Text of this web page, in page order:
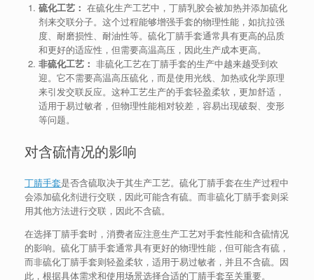
硫化工艺： 在硫化生产工艺中，丁腈乳胶会被加热并添加硫化
剂来交联分子。这个过程能够增强手套的物理性能，如抗拉强
度、耐磨损性、耐油性等。硫化丁腈手套通常具有更高的品质
和更好的适应性，但需要高温高压，因此生产成本更高。
非硫化工艺： 非硫化工艺在丁腈手套的生产中越来越受到欢
迎。它不需要高温高压硫化，而是使用光线、加热或化学原理
来引发交联反应。这种工艺生产的手套轻盈柔软，更加舒适，
适用于易过敏者，但物理性能相对较差，容易出现破裂、变形
等问题。
对含硫情况的影响
丁腈手套是否含硫取决于其生产工艺。硫化丁腈手套在生产过程中
会添加硫化剂进行交联，因此可能含有硫。而非硫化丁腈手套则采
用其他方法进行交联，因此不含硫。
在选择丁腈手套时，消费者应注意生产工艺对手套性能和含硫情况
的影响。硫化丁腈手套通常具有更好的物理性能，但可能含有硫，
而非硫化丁腈手套则轻盈柔软，适用于易过敏者，并且不含硫。因
此，根据具体需求和使用场景选择合适的丁腈手套至关重要。